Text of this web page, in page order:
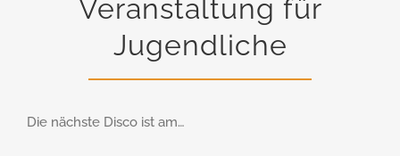
Veranstaltung für
Jugendliche
Die nächste Disco ist am…